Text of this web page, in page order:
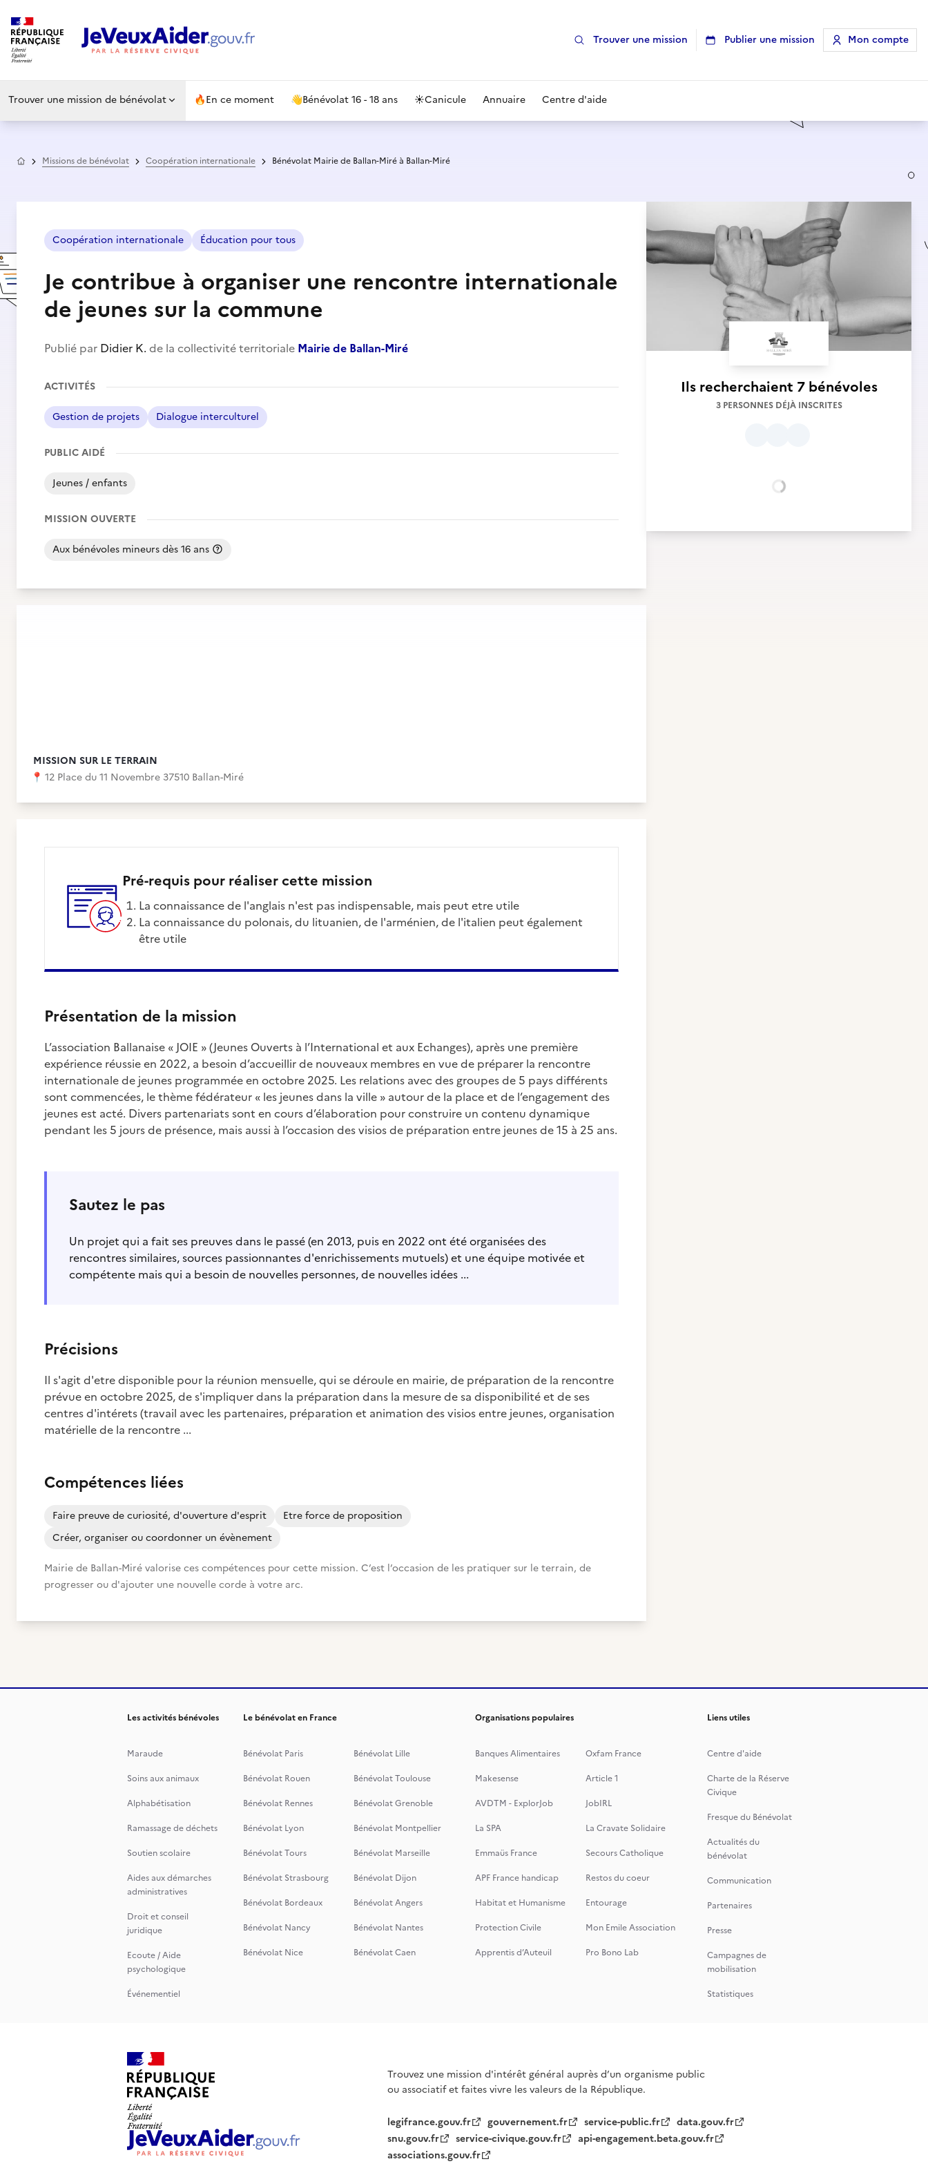
Trouver une mission Publier une mission Mon compte
Trouver une mission de bénévolat 🔥En ce moment 👋Bénévolat 16 - 18 ans ☀️Canicule Annuaire Centre d'aide
AccueilMissions de bénévolat Coopération internationale Bénévolat Mairie de Ballan-Miré à Ballan-Miré
Coopération internationale Éducation pour tous
Je contribue à organiser une rencontre internationale
de jeunes sur la commune
Publié par Didier K. de la collectivité territoriale Mairie de Ballan-Miré
ACTIVITÉS
Gestion de projets Dialogue interculturel
PUBLIC AIDÉ
Jeunes / enfants
MISSION OUVERTE
Aux bénévoles mineurs dès 16 ans
MISSION SUR LE TERRAIN
📍 12 Place du 11 Novembre 37510 Ballan-Miré
Pré-requis pour réaliser cette mission
La connaissance de l'anglais n'est pas indispensable, mais peut etre utile
La connaissance du polonais, du lituanien, de l'arménien, de l'italien peut également
être utile
Présentation de la mission
L’association Ballanaise « JOIE » (Jeunes Ouverts à l’International et aux Echanges), après une première
expérience réussie en 2022, a besoin d’accueillir de nouveaux membres en vue de préparer la rencontre
internationale de jeunes programmée en octobre 2025. Les relations avec des groupes de 5 pays différents
sont commencées, le thème fédérateur « les jeunes dans la ville » autour de la place et de l’engagement des
jeunes est acté. Divers partenariats sont en cours d’élaboration pour construire un contenu dynamique
pendant les 5 jours de présence, mais aussi à l’occasion des visios de préparation entre jeunes de 15 à 25 ans.
Sautez le pas
Un projet qui a fait ses preuves dans le passé (en 2013, puis en 2022 ont été organisées des
rencontres similaires, sources passionnantes d'enrichissements mutuels) et une équipe motivée et
compétente mais qui a besoin de nouvelles personnes, de nouvelles idées ...
Précisions
Il s'agit d'etre disponible pour la réunion mensuelle, qui se déroule en mairie, de préparation de la rencontre
prévue en octobre 2025, de s'impliquer dans la préparation dans la mesure de sa disponibilité et de ses
centres d'intérets (travail avec les partenaires, préparation et animation des visios entre jeunes, organisation
matérielle de la rencontre ...
Compétences liées
Faire preuve de curiosité, d'ouverture d'esprit
Etre force de proposition
Créer, organiser ou coordonner un évènement
Mairie de Ballan-Miré valorise ces compétences pour cette mission. C’est l’occasion de les pratiquer sur le terrain, de
progresser ou d'ajouter une nouvelle corde à votre arc.
Ils recherchaient 7 bénévoles
3 PERSONNES DÉJÀ INSCRITES
Chargement...
Les activités bénévoles
Maraude
Soins aux animaux
Alphabétisation
Ramassage de déchets
Soutien scolaire
Aides aux démarches
administratives
Droit et conseil
juridique
Ecoute / Aide
psychologique
Événementiel
Le bénévolat en France
Bénévolat Paris
Bénévolat Lille
Bénévolat Rouen
Bénévolat Toulouse
Bénévolat Rennes
Bénévolat Grenoble
Bénévolat Lyon
Bénévolat Montpellier
Bénévolat Tours
Bénévolat Marseille
Bénévolat Strasbourg
Bénévolat Dijon
Bénévolat Bordeaux
Bénévolat Angers
Bénévolat Nancy
Bénévolat Nantes
Bénévolat Nice
Bénévolat Caen
Organisations populaires
Banques Alimentaires
Oxfam France
Makesense
Article 1
AVDTM - ExplorJob
JobIRL
La SPA
La Cravate Solidaire
Emmaüs France
Secours Catholique
APF France handicap
Restos du coeur
Habitat et Humanisme
Entourage
Protection Civile
Mon Emile Association
Apprentis d’Auteuil
Pro Bono Lab
Liens utiles
Centre d'aide
Charte de la Réserve
Civique
Fresque du Bénévolat
Actualités du
bénévolat
Communication
Partenaires
Presse
Campagnes de
mobilisation
Statistiques
Trouvez une mission d'intérêt général auprès d’un organisme public
ou associatif et faites vivre les valeurs de la République.
legifrance.gouv.fr gouvernement.fr service-public.fr
data.gouv.fr
snu.gouv.fr
service-civique.gouv.fr
api-engagement.beta.gouv.fr
associations.gouv.fr